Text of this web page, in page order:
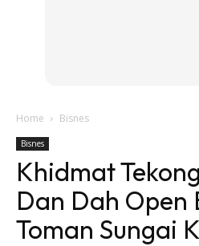
Home Bisnes
Bisnes
Khidmat
Dan Dah Open
Toman Sungai